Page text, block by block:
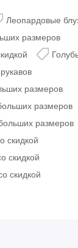
Леопардовые
размеров
размеров
размеров
размеров
скидкой
скидкой
скидкой